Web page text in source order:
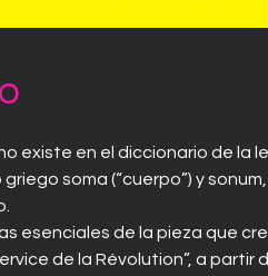
existe en el diccionario de la
soma (“cuerpo”) y
esenciales de la pieza que
de la Révolution”, a partir